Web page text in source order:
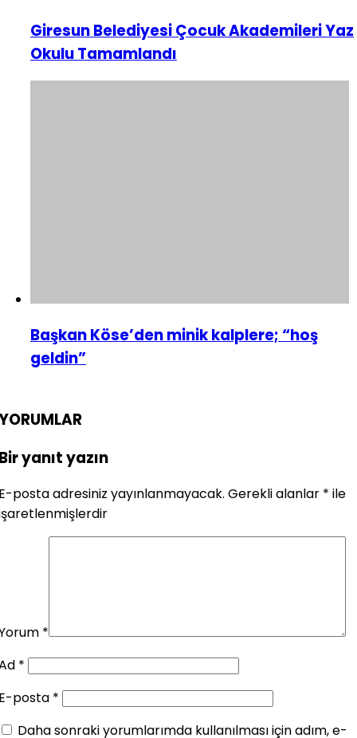
Giresun Belediyesi Çocuk Akademileri Yaz
Okulu Tamamlandı
Başkan Köse’den minik kalplere; “hoş
geldin”
yanıt yazın
posta adresiniz yayınlanmayacak. Gerekli alanlar * ile
*
*
posta *
Daha sonraki yorumlarımda kullanılması için adım, e-